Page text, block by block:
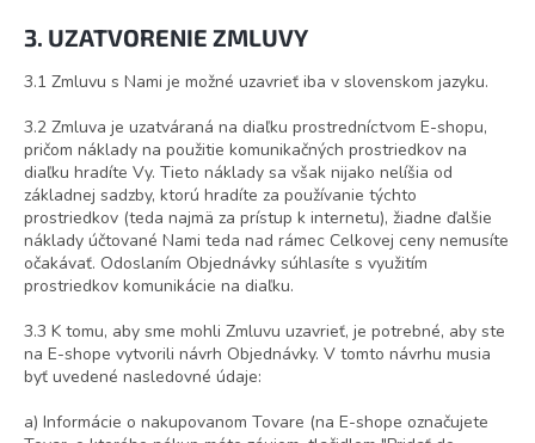
3. UZATVORENIE ZMLUVY
3.1 Zmluvu s Nami je možné uzavrieť iba v slovenskom jazyku.
3.2 Zmluva je uzatváraná na diaľku prostredníctvom E-shopu,
pričom náklady na použitie komunikačných prostriedkov na
diaľku hradíte Vy. Tieto náklady sa však nijako nelíšia od
základnej sadzby, ktorú hradíte za používanie týchto
prostriedkov (teda najmä za prístup k internetu), žiadne ďalšie
náklady účtované Nami teda nad rámec Celkovej ceny nemusíte
očakávať. Odoslaním Objednávky súhlasíte s využitím
prostriedkov komunikácie na diaľku.
3.3 K tomu, aby sme mohli Zmluvu uzavrieť, je potrebné, aby ste
na E-shope vytvorili návrh Objednávky. V tomto návrhu musia
byť uvedené nasledovné údaje:
a) Informácie o nakupovanom Tovare (na E-shope označujete